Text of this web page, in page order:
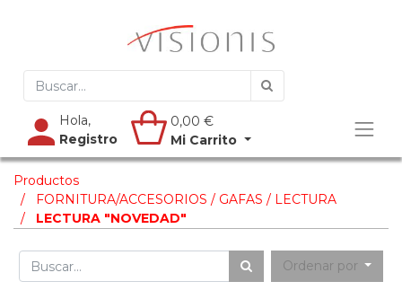
Hola,
Registro
0,00 €
Mi Carrito
Productos
FORNITURA/ACCESORIOS / GAFAS / LECTURA
LECTURA "NOVEDAD"
Ordenar por